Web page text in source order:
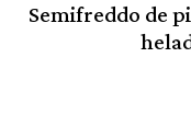
Semifreddo de